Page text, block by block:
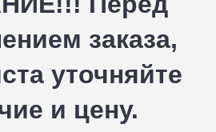
заказа,
уточняйте
и цену.